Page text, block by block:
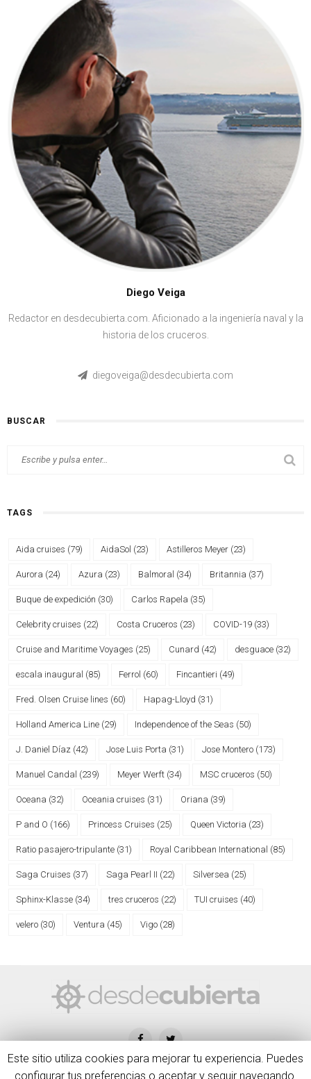
Diego Veiga
Redactor en desdecubierta.com. Aficionado a la ingeniería naval y la
historia de los cruceros.
diegoveiga@desdecubierta.com
BUSCAR
TAGS
Aida cruises (79) AidaSol (23) Astilleros Meyer (23)
Aurora (24) Azura (23) Balmoral (34) Britannia (37)
Buque de expedición (30) Carlos Rapela (35)
Celebrity cruises (22) Costa Cruceros (23) COVID-19 (33)
Cruise and Maritime Voyages (25) Cunard (42) desguace (32)
escala inaugural (85) Ferrol (60) Fincantieri (49)
Fred. Olsen Cruise lines (60) Hapag-Lloyd (31)
Holland America Line (29) Independence of the Seas (50)
J. Daniel Díaz (42) Jose Luis Porta (31) Jose Montero (173)
Manuel Candal (239) Meyer Werft (34) MSC cruceros (50)
Oceana (32) Oceania cruises (31) Oriana (39)
P and O (166) Princess Cruises (25) Queen Victoria (23)
Ratio pasajero-tripulante (31) Royal Caribbean International (85)
Saga Cruises (37) Saga Pearl II (22) Silversea (25)
Sphinx-Klasse (34) tres cruceros (22) TUI cruises (40)
velero (30) Ventura (45) Vigo (28)
Este sitio utiliza cookies para mejorar tu experiencia. Puedes
configurar tus preferencias o aceptar y seguir navegando.